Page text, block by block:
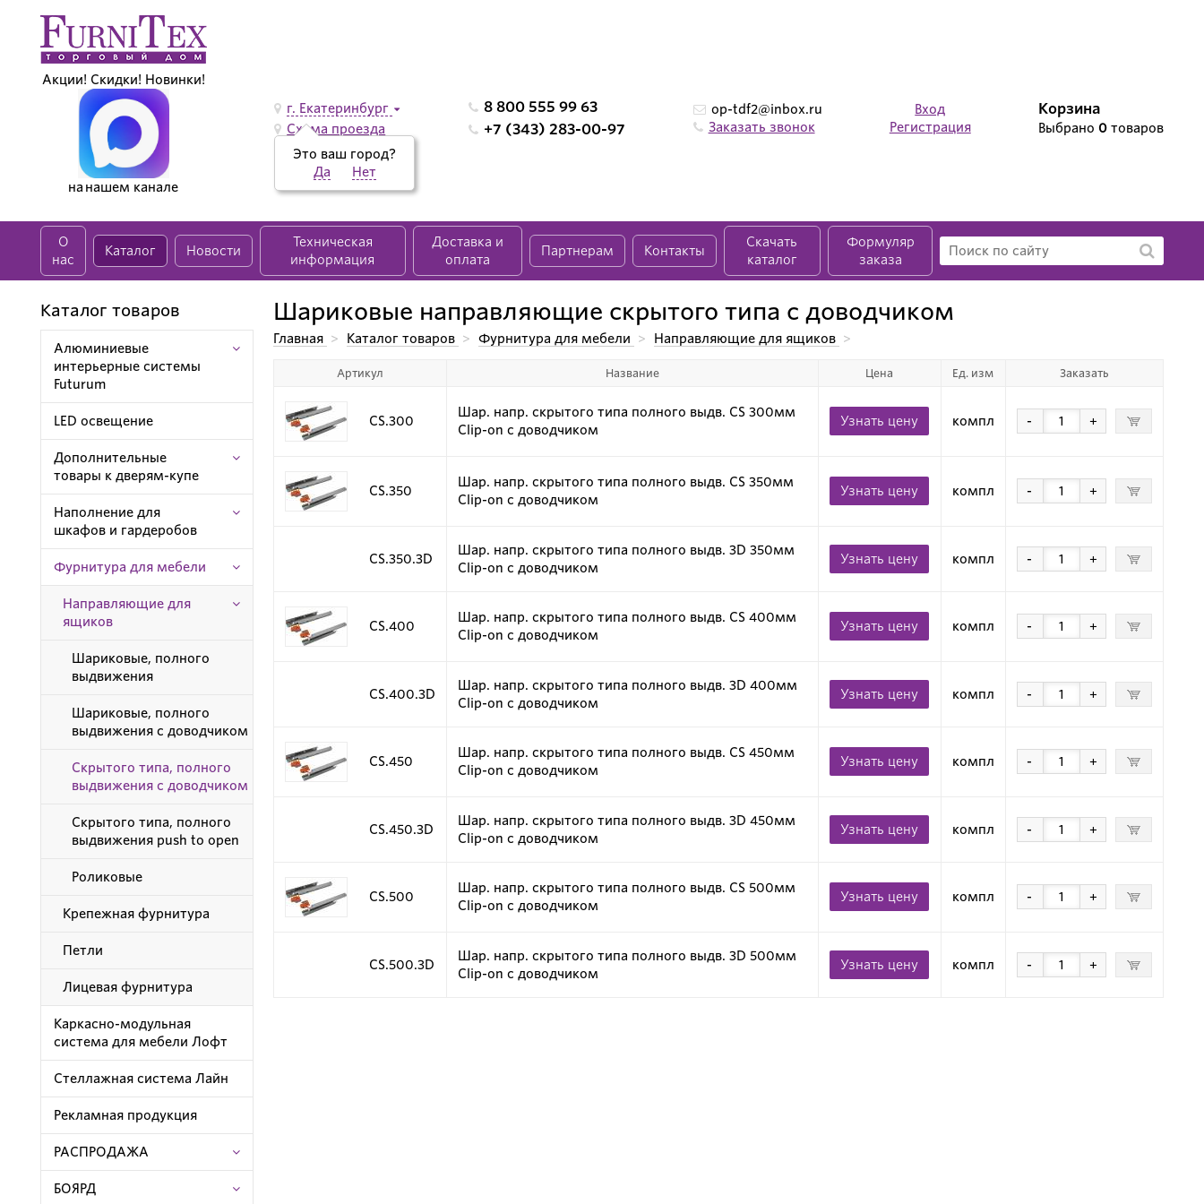
Акции! Скидки! Новинки!
на нашем канале
г. Екатеринбург
Это ваш город?
Да
Нет
Схема проезда
8 800 555 99 63
+7 (343) 283-00-97
op-tdf2@inbox.ru
Заказать звонок
Вход
Регистрация
Корзина
Выбрано 0товаров
О
нас
Каталог Новости
Техническая
информация
Доставка и
оплата
Партнерам Контакты
Скачать
каталог
Формуляр
заказа
Каталог товаров
Алюминиевые
интерьерные системы
Futurum
LED освещение
Дополнительные
товары к дверям-купе
Наполнение для
шкафов и гардеробов
Фурнитура для мебели
Направляющие для
ящиков
Шариковые, полного
выдвижения
Шариковые, полного
выдвижения c доводчиком
Скрытого типа, полного
выдвижения с доводчиком
Скрытого типа, полного
выдвижения push to open
Роликовые
Крепежная фурнитура
Петли
Лицевая фурнитура
Каркасно-модульная
система для мебели Лофт
Стеллажная система Лайн
Рекламная продукция
РАСПРОДАЖА
БОЯРД
Шариковые направляющие скрытого типа с доводчиком
Главная > Каталог товаров > Фурнитура для мебели > Направляющие для ящиков >
Артикул Название Цена Ед. изм Заказать
CS.300
Шар. напр. скрытого типа полного выдв. CS 300мм
Clip-on с доводчиком
Узнать цену компл - +
CS.350
Шар. напр. скрытого типа полного выдв. CS 350мм
Clip-on с доводчиком
Узнать цену компл - +
CS.350.3D
Шар. напр. скрытого типа полного выдв. 3D 350мм
Clip-on с доводчиком
Узнать цену компл - +
CS.400
Шар. напр. скрытого типа полного выдв. CS 400мм
Clip-on с доводчиком
Узнать цену компл - +
CS.400.3D
Шар. напр. скрытого типа полного выдв. 3D 400мм
Clip-on с доводчиком
Узнать цену компл - +
CS.450
Шар. напр. скрытого типа полного выдв. CS 450мм
Clip-on с доводчиком
Узнать цену компл - +
CS.450.3D
Шар. напр. скрытого типа полного выдв. 3D 450мм
Clip-on с доводчиком
Узнать цену компл - +
CS.500
Шар. напр. скрытого типа полного выдв. CS 500мм
Clip-on с доводчиком
Узнать цену компл - +
CS.500.3D
Шар. напр. скрытого типа полного выдв. 3D 500мм
Clip-on с доводчиком
Узнать цену компл - +